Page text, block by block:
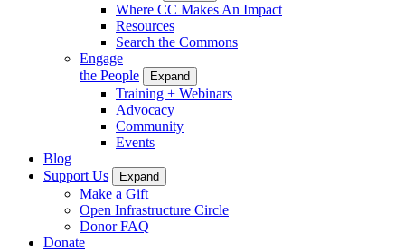
Where CC Makes An Impact
Resources
Search the Commons
Engage
the People
Expand
Training + Webinars
Advocacy
Community
Events
Blog
Support Us
Expand
Make a Gift
Open Infrastructure Circle
Donor FAQ
Donate